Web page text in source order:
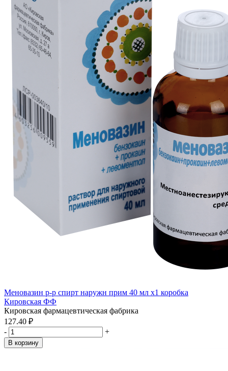
Меновазин р-р спирт наружн прим 40 мл x1 коробка
Кировская ФФ
Кировская фармацевтическая фабрика
127.40 ₽
-
+
В корзину